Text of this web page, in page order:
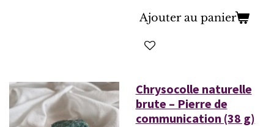
Ajouter au panier
Chrysocolle naturelle
brute – Pierre de
communication (38 g)